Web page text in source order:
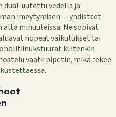
dual-uutettu vedellä ja
imeytymisen — yhdisteet
minuuteissa. Ne sopivat
nopeat vaikutukset tai
kuitenkin
vaatii pipetin, mikä tekee